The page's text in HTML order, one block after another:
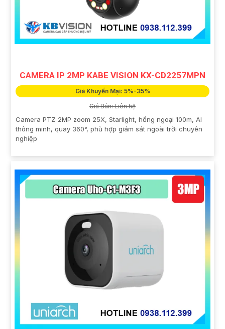
CAMERA IP 2MP KABE VISION KX-CD2257MPN
Giá Khuyến Mại: 5%-35%
Giá Bán: Liên hệ
Camera PTZ 2MP zoom 25X, Starlight, hồng ngoại 100m, AI
thông minh, quay 360°, phù hợp giám sát ngoài trời chuyên
nghiệp